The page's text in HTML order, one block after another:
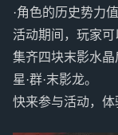
·角色的历史势力
活动期间，玩家可
集齐四块末影水
星·群·末影龙。
快来参与活动，体